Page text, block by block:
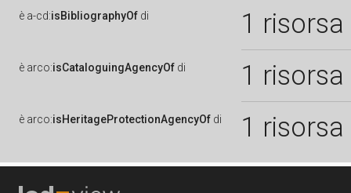
è a-cd:isBibliographyOf di 1 risorsa
è arco:isCataloguingAgencyOf di 1 risorsa
è arco:isHeritageProtectionAgencyOf di 1 risorsa